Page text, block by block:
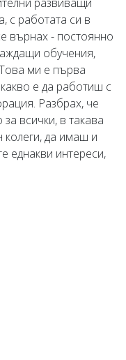
с работата си в
върнах - постоянно
обучения,
ми е първа
е да работиш с
Разбрах, че
всички, в такава
да имаш и
еднакви интереси,